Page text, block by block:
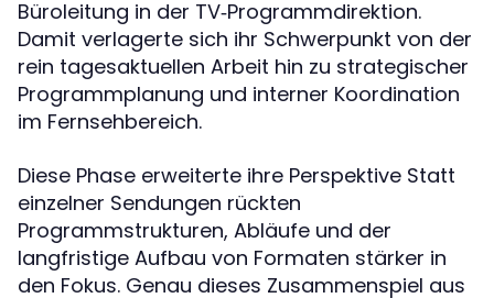
Büroleitung in der TV‑Programmdirektion.
Damit verlagerte sich ihr Schwerpunkt von der
rein tagesaktuellen Arbeit hin zu strategischer
Programmplanung und interner Koordination
im Fernsehbereich.
Diese Phase erweiterte ihre Perspektive Statt
einzelner Sendungen rückten
Programmstrukturen, Abläufe und der
langfristige Aufbau von Formaten stärker in
den Fokus. Genau dieses Zusammenspiel aus